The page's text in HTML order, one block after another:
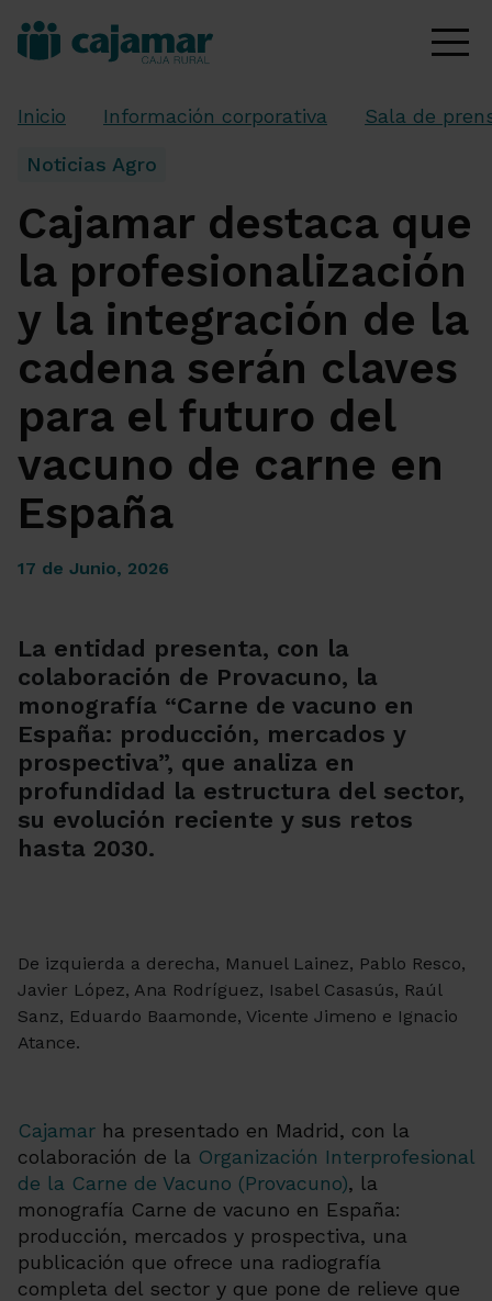
Inicio Información corporativa Sala de
Noticias Agro
Cajamar destaca que
la profesionalización
y la integración de la
cadena serán claves
para el futuro del
vacuno de carne en
España
17 de Junio, 2026
La entidad presenta, con la
colaboración de Provacuno, la
monografía “Carne de vacuno en
España: producción, mercados y
prospectiva”, que analiza en
profundidad la estructura del sector,
su evolución reciente y sus retos
hasta 2030.
De izquierda a derecha, Manuel Lainez, Pablo Resco,
Javier López, Ana Rodríguez, Isabel Casasús, Raúl
Sanz, Eduardo Baamonde, Vicente Jimeno e Ignacio
Atance.
Cajamar ha presentado en Madrid, con la
colaboración de la Organización Interprofesional
de la Carne de Vacuno (Provacuno), la
monografía Carne de vacuno en España:
producción, mercados y prospectiva, una
publicación que ofrece una radiografía
completa del sector y que pone de relieve que